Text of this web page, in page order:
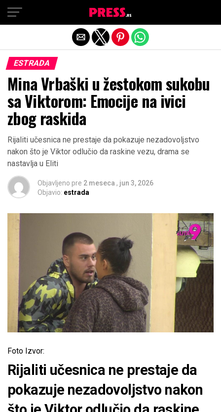
ESTRADA
Mina Vrbaški u žestokom sukobu
sa Viktorom: Emocije na ivici
zbog raskida
Rijaliti učesnica ne prestaje da pokazuje nezadovoljstvo
nakon što je Viktor odlučio da raskine vezu, drama se
nastavlja u Eliti
Objavljeno pre 2 meseca , jun 3, 2026
Objavio: estrada
Foto Izvor:
Rijaliti učesnica ne prestaje da
pokazuje nezadovoljstvo nakon
Exit mobile version